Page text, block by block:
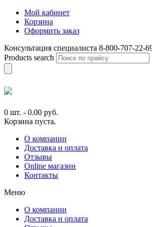
Мой кабинет
Корзина
Оформить заказ
Консультация специалиста 8-800-707-22-
Products search
0 шт. - 0.00 руб.
Корзина пуста.
О компании
Доставка и оплата
Отзывы
Online магазин
Контакты
Меню
О компании
Доставка и оплата